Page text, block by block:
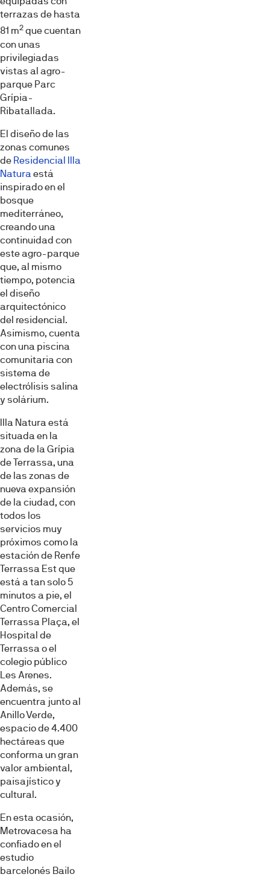
Esta página web usa cookies
Las cookies de este sitio web se usan para personalizar
el contenido y los anuncios, ofrecer funciones de redes
sociales y analizar el tráfico. Además, compartimos
información sobre el uso que haga del sitio web con
nuestros partners de redes sociales, publicidad y análisis
web, quienes pueden combinarla con otra información
que les haya proporcionado o que hayan recopilado a
partir del uso que haya hecho de sus servicios.
Selección
de
consentimiento
Necesarias
Preferencias
Estadística
Marketing
terrazas de hasta
81 m2 que cuentan
con unas
privilegiadas
vistas al agro-
parque Parc
Grípia-
Ribatallada.
El diseño de las
zonas comunes
de Residencial Illa
Natura está
inspirado en el
bosque
mediterráneo,
creando una
continuidad con
este agro-parque
que, al mismo
tiempo, potencia
el diseño
arquitectónico
del residencial.
Asimismo, cuenta
con una piscina
comunitaria con
sistema de
electrólisis salina
y solárium.
Illa Natura está
situada en la
zona de la Grípia
de Terrassa, una
de las zonas de
nueva expansión
de la ciudad, con
todos los
servicios muy
próximos como la
estación de Renfe
Terrassa Est que
está a tan solo 5
minutos a pie, el
Centro Comercial
Terrassa Plaça, el
Hospital de
Terrassa o el
colegio público
Les Arenes.
Además, se
encuentra junto al
Anillo Verde,
espacio de 4.400
hectáreas que
conforma un gran
valor ambiental,
paisajístico y
cultural.
En esta ocasión,
Metrovacesa ha
confiado en el
estudio
barcelonés Bailo